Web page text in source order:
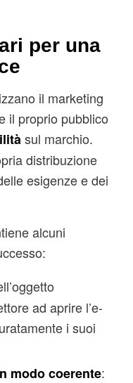
per una
il marketing
il proprio pubblico
sul marchio.
distribuzione
esigenze e dei
alcuni
ad aprire l’e-
i suoi
modo coerente: